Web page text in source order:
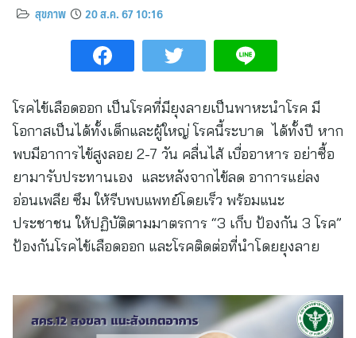
สุขภาพ 20 ส.ค. 67 10:16
โรคไข้เลือดออก เป็นโรคที่มียุงลายเป็นพาหะนำโรค มี
โอกาสเป็นได้ทั้งเด็กและผู้ใหญ่ โรคนี้ระบาด ได้ทั้งปี หาก
พบมีอาการไข้สูงลอย 2-7 วัน คลื่นไส้ เบื่ออาหาร อย่าซื้อ
ยามารับประทานเอง และหลังจากไข้ลด อาการแย่ลง
อ่อนเพลีย ซึม ให้รีบพบแพทย์โดยเร็ว พร้อมแนะ
ประชาชน ให้ปฏิบัติตามมาตรการ “3 เก็บ ป้องกัน 3 โรค”
ป้องกันโรคไข้เลือดออก และโรคติดต่อที่นำโดยยุงลาย